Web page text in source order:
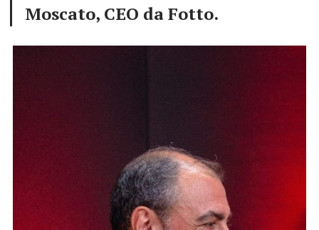
Moscato, CEO da Fotto.